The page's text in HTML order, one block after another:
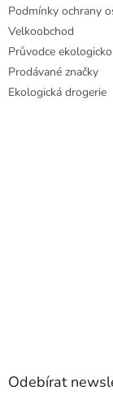
Podmínky ochrany
Velkoobchod
Průvodce
Prodávané značky
Ekologická drogerie
Odebírat